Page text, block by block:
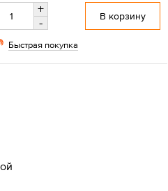
+
-
В корзину
Быстрая покупка